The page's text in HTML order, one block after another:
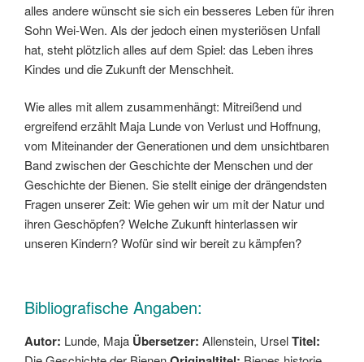
alles andere wünscht sie sich ein besseres Leben für ihren
Sohn Wei-Wen. Als der jedoch einen mysteriösen Unfall
hat, steht plötzlich alles auf dem Spiel: das Leben ihres
Kindes und die Zukunft der Menschheit.
Wie alles mit allem zusammenhängt: Mitreißend und
ergreifend erzählt Maja Lunde von Verlust und Hoffnung,
vom Miteinander der Generationen und dem unsichtbaren
Band zwischen der Geschichte der Menschen und der
Geschichte der Bienen. Sie stellt einige der drängendsten
Fragen unserer Zeit: Wie gehen wir um mit der Natur und
ihren Geschöpfen? Welche Zukunft hinterlassen wir
unseren Kindern? Wofür sind wir bereit zu kämpfen?
Bibliografische Angaben:
Autor: Lunde, Maja Übersetzer: Allenstein, UrselTitel: